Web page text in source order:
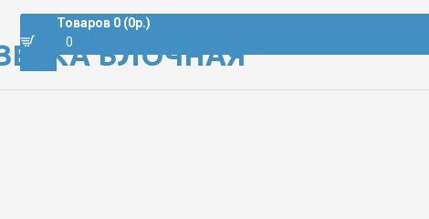
Товаров 0 (0р.)
0
БЛОЧНАЯ